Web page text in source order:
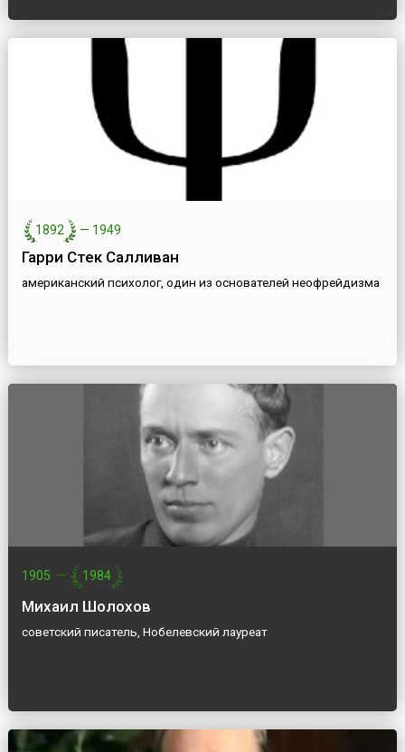
1892 — 1949
Гарри Стек Салливан
американский психолог, один из основателей неофрейдизма
1905 — 1984
Михаил Шолохов
советский писатель, Нобелевский лауреат